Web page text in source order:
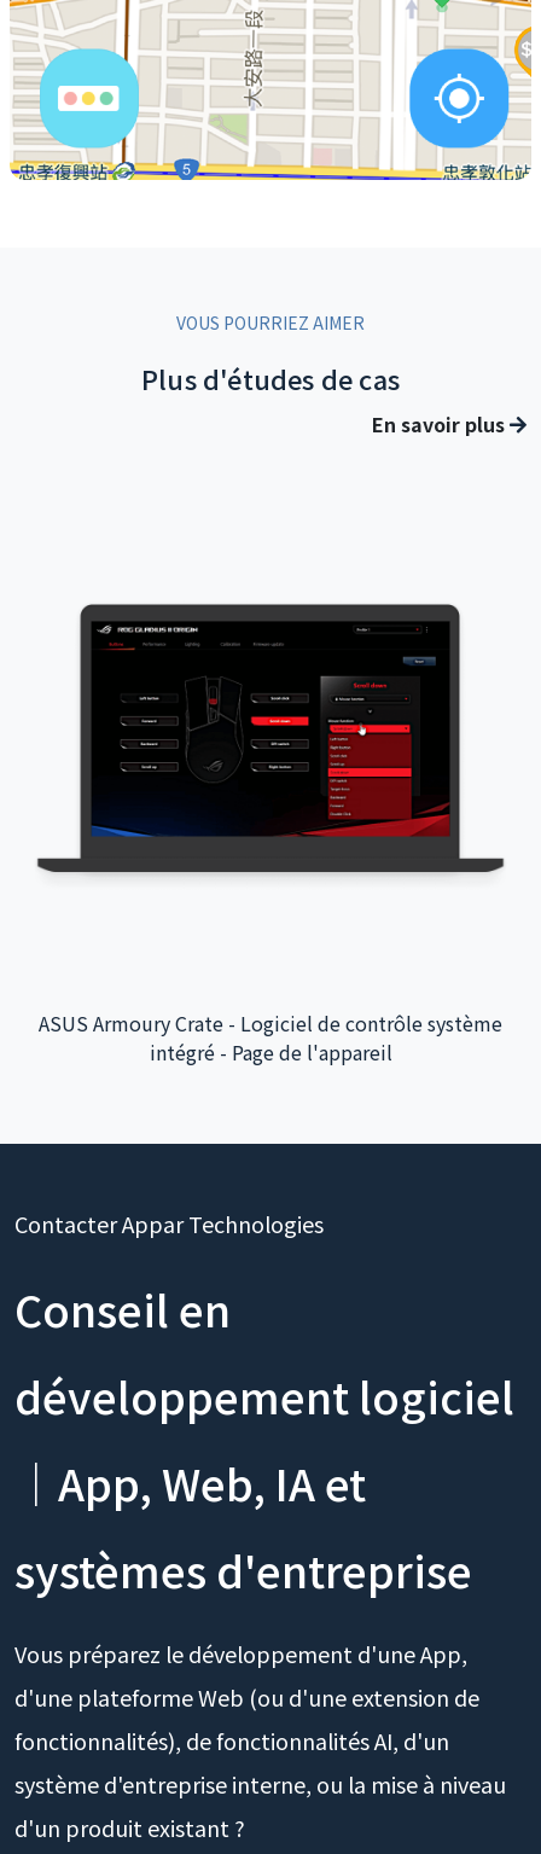
VOUS POURRIEZ AIMER
Plus d'études de cas
En savoir plus
Application interactive de l'aéroport international de
Taoyuan - Intégration du système backend
Contacter Appar Technologies
Conseil en
développement logiciel
｜App, Web, IA et
systèmes d'entreprise
Vous préparez le développement d'une App,
d'une plateforme Web (ou d'une extension de
fonctionnalités), de fonctionnalités AI, d'un
système d'entreprise interne, ou la mise à niveau
d'un produit existant ?